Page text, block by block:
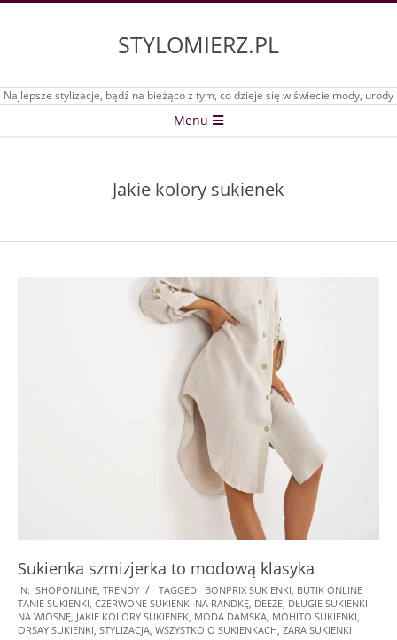
STYLOMIERZ.PL
Najlepsze stylizacje, bądź na bieżąco z tym, co dzieje się w świecie mody, urody
Menu
Jakie kolory sukienek
Sukienka szmizjerka to modową klasyka
2025-
02-
01
IN: SHOPONLINE TRENDY TAGGED: BONPRIX SUKIENKI BUTIK ONLINE
TANIE SUKIENKI CZERWONE SUKIENKI NA RANDKĘ DEEZE DŁUGIE SUKIENKI
NA WIOSNĘ JAKIE KOLORY SUKIENEK MODA DAMSKA MOHITO SUKIENKI
ORSAY SUKIENKI STYLIZACJA WSZYSTKO O SUKIENKACH ZARA SUKIENKI